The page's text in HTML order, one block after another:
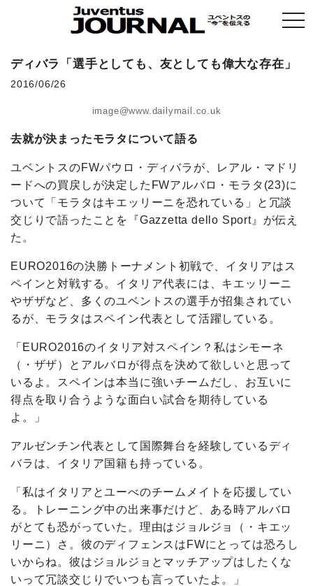
ディバラ「選手としても、友としても偉大な存在」
2016/06/26
image@www.dailymail.co.uk
去就が決まったモラタについて語る
ユベントスのFWパウロ・ディバラが、レアル・マドリ
ードへの買戻しが決定したFWアルバロ・モラタ(23)に
ついて「モラタはキエッリーニを恐れている」と冗談
交じりで語ったことを『Gazzetta dello Sport』が伝え
た。
EURO2016の決勝トーナメント初戦で、イタリアはス
ペインと対戦する。イタリア代表には、キエッリーニ
やザザなど、多くのユベントスの選手が招集されてい
るが、モラタはスペイン代表として活躍している。
「EURO2016のイタリア対スペイン？私はシモーネ
（・ザザ）とアルバロが得点を決めて欲しいと思って
いるよ。スペインは本当に強いチームだし、お互いに
得点を取り合うような面白い試合を期待している
よ。」
アルゼンチン代表として国際舞台を経験しているディ
バラは、イタリア国籍も持っている。
「私はイタリアとユーべのチームメイトを応援してい
る。トレーニング中の出来事だけど、ある時アルバロ
がとても恐がっていた。理由はジョルジョ（・キエッ
リーニ）さ。彼のディフェンスはFWにとっては恐ろし
いからね。彼はジョルジョとマッチアップはしたくな
いって冗談交じりでいつも言っていたよ。」